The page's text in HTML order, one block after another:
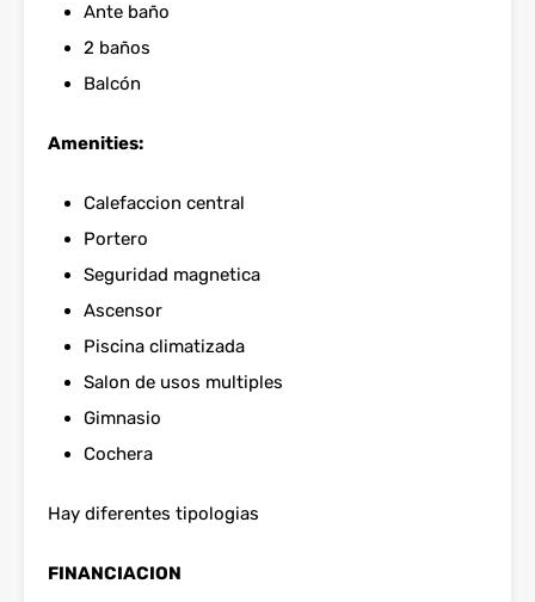
Ante baño
2 baños
Balcón
Amenities:
Calefaccion central
Portero
Seguridad magnetica
Ascensor
Piscina climatizada
Salon de usos multiples
Gimnasio
Cochera
Hay diferentes tipologias
FINANCIACION